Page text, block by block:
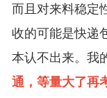
而且对来料稳定
收的可能是快递
本认不出来。我
通，等量大了再